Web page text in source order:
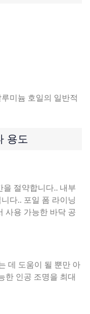
미늄 호일의 일반적
용도
을 절약합니다.. 내부
다.. 포일 폼 라이닝
사용 가능한 바닥 공
데 도움이 될 뿐만 아
한 인공 조명을 최대